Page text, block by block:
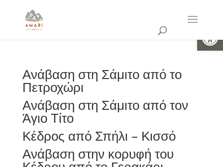
Ανάβαση στη Σάμιτο από το
Πετροχώρι
Ανάβαση στη Σάμιτο από τον
Άγιο Τίτο
Κέδρος από Σπήλι – Κισσό
Ανάβαση στην κορυφή του